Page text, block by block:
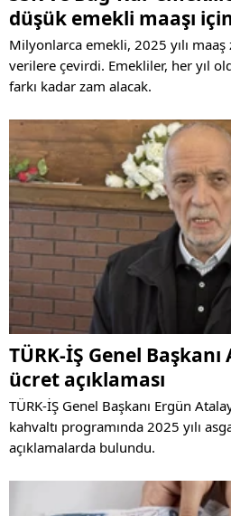
düşük emekli maaşı
Milyonlarca emekli, 2025 yılı
verilere çevirdi. Emekliler, her yıl
farkı kadar zam alacak.
TÜRK-İŞ Genel
ücret açıklaması
TÜRK-İŞ Genel Başkanı Ergün
kahvaltı programında 2025 yılı
açıklamalarda bulundu.